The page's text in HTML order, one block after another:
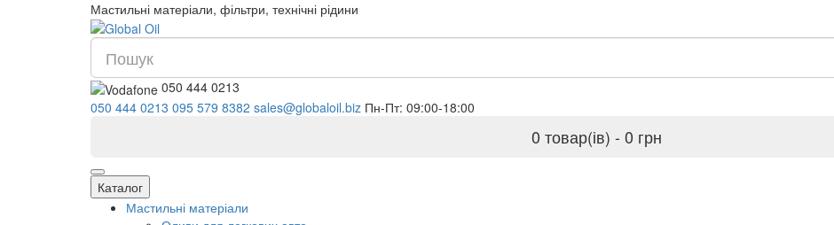
Мастильні матеріали, фільтри, технічні рідини
050 444 0213
050 444 0213
095 579 8382 sales@globaloil.biz Пн-Пт: 09:00-18:00
Каталог